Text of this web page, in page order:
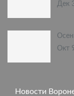
Дек
Окт
Новости